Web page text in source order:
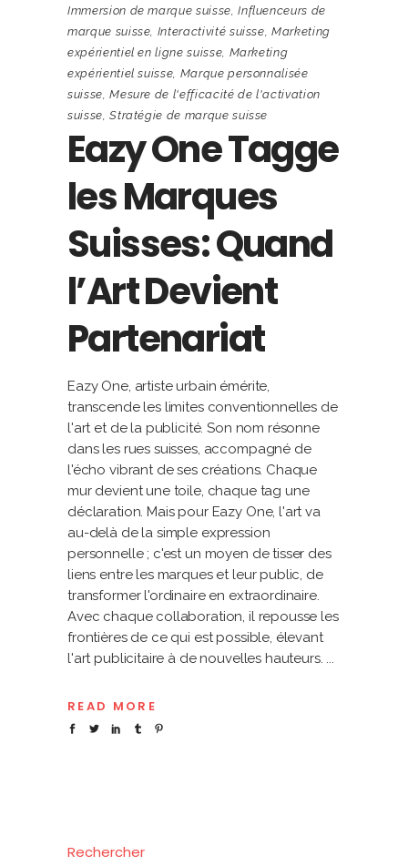
Immersion de marque suisse,Influenceurs de
marque suisse, Interactivité suisse,Marketing
expérientiel en ligne suisse, Marketing
expérientiel suisse, Marque personnalisée
suisse,Mesure de l'efficacité de l'activation
suisse,Stratégie de marque suisse
Eazy One Tagge
les Marques
Suisses: Quand
l’Art Devient
Partenariat
Eazy One, artiste urbain émérite,
transcende les limites conventionnelles de
l'art et de la publicité. Son nom résonne
dans les rues suisses, accompagné de
l'écho vibrant de ses créations. Chaque
mur devient une toile, chaque tag une
déclaration. Mais pour Eazy One, l'art va
au-delà de la simple expression
personnelle ; c'est un moyen de tisser des
liens entre les marques et leur public, de
transformer l'ordinaire en extraordinaire.
Avec chaque collaboration, il repousse les
frontières de ce qui est possible, élevant
l'art publicitaire à de nouvelles hauteurs.
READ MORE
Rechercher